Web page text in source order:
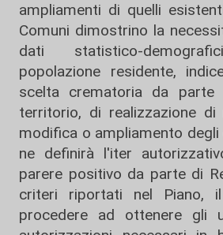
ampliamenti di quelli
Comuni dimostrino la
dati statistico-
popolazione residente,
scelta crematoria da parte
territorio, di realizzazione
modifica o ampliamento degli
ne definirà l'iter
parere positivo da parte di
criteri riportati nel Piano,
procedere ad ottenere gli